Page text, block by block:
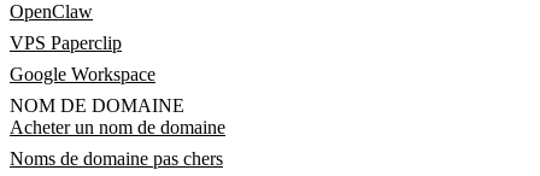
OpenClaw
VPS Paperclip
Google Workspace
NOM DE DOMAINE
Acheter un nom de domaine
Noms de domaine pas chers